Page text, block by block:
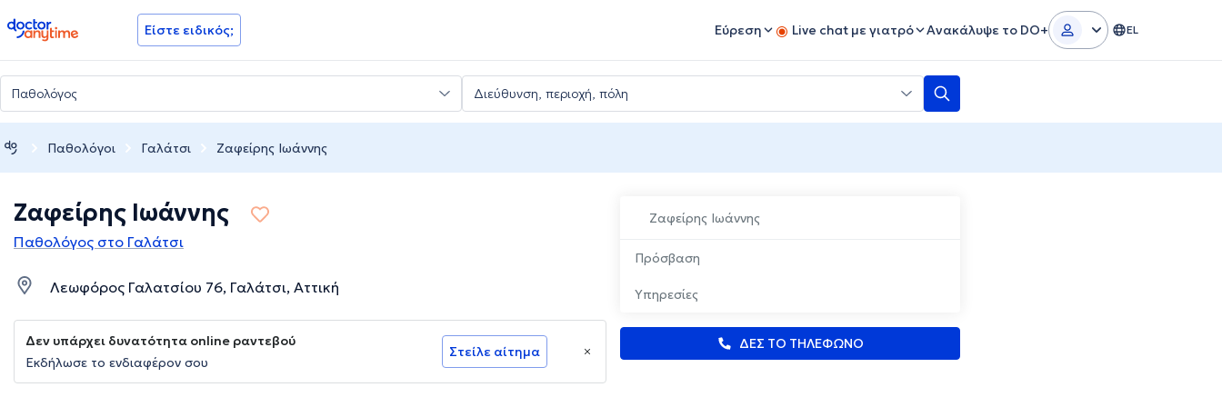
doctoranytime Είστε ειδικός; Εύρεση Live chat με γιατρό Ανακάλυψε το DO+ EL
Παθολόγοι Γαλάτσι Ζαφείρης Ιωάννης
Ζαφείρης Ιωάννης
Πρόσβαση
Υπηρεσίες
ΔΕΣ ΤΟ ΤΗΛΕΦΩΝΟ
Ζαφείρης Ιωάννης
Παθολόγος στο Γαλάτσι
Λεωφόρος Γαλατσίου 76, Γαλάτσι, Αττική
Δεν υπάρχει δυνατότητα online ραντεβού
Εκδήλωσε το ενδιαφέρον σου
Στείλε αίτημα